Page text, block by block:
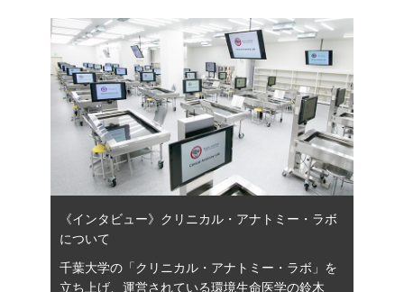
《インタビュー》クリニカル・アナトミー・ラボ
について
千葉大学の「クリニカル・アナトミー・ラボ」を
立ち上げ、運営されている環境生命医学の鈴木